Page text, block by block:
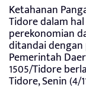
Ketahanan
Tidore dalam
perekonomian
ditandai
Pemerintah
1505/Tidore
Tidore, Senin (4/